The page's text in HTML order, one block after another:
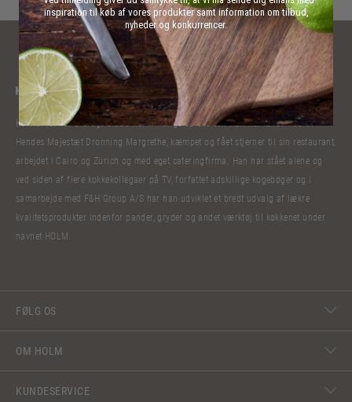
Kokkelivet har bibragt Claus Holm mange oplevelser. Han har lavet mad til
Hendes Majestæt Dronning Margrethe, kæmpet og fået stjerner til sin restaurant,
arbejdet i Cairo og Zürich og med eget cateringfirma. Han har stået alene og
ved siden af flere kokkekollegaer på TV, forfattet adskillige kogebøger og i
samarbejde med F&H Group A/S har han udviklet et bredt udvalg af lækre
kvalitetsprodukter indenfor pander, gryder og andet værktøj til køkkenet under
navnet HOLM.
FØLG OS
OM HOLM
KUNDESERVICE
inspiration til køb af vores produkter samt information om tilbud,
nyheder og konkurrencer.